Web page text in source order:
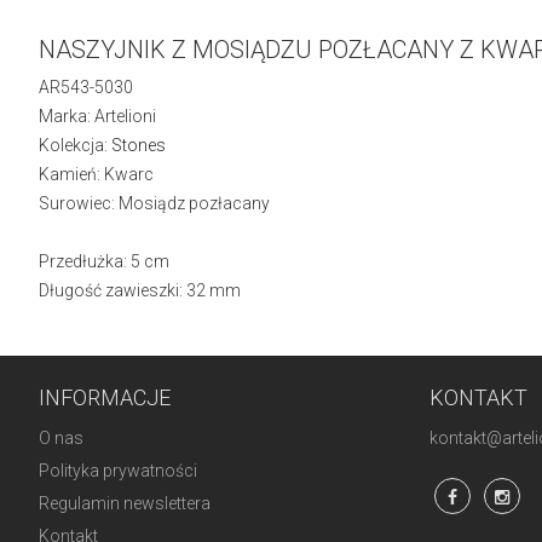
NASZYJNIK Z MOSIĄDZU POZŁACANY Z
AR543-5030
Marka: Artelioni
Kolekcja: Stones
Kamień: Kwarc
Surowiec: Mosiądz pozłacany
Przedłużka: 5 cm
Długość zawieszki: 32 mm
INFORMACJE
O nas
Polityka prywatności
Regulamin newslettera
Kontakt
KONTAKT